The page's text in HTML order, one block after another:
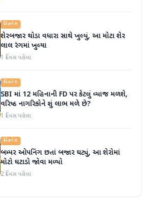
બિઝનેસ
શેરબજાર થોડા વધારા સાથે ખુલ્યું, આ મોટા શેર
લાલ રંગમાં ખુલ્યા
1 દિવસ પહેલા
બિઝનેસ
SBI માં 12 મહિનાની FD પર કેટલું વ્યાજ મળશે,
વરિષ્ઠ નાગરિકોને શું લાભ મળે છે?
1 દિવસ પહેલા
બિઝનેસ
બમ્પર ઓપનિંગ છતાં બજાર ઘટ્યું, આ શેરોમાં
મોટો ઘટાડો જોવા મળ્યો
2 દિવસ પહેલા